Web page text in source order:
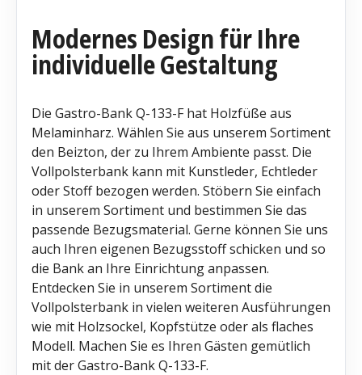
Modernes Design für Ihre
individuelle Gestaltung
Die Gastro-Bank Q-133-F hat Holzfüße aus
Melaminharz. Wählen Sie aus unserem Sortiment
den Beizton, der zu Ihrem Ambiente passt. Die
Vollpolsterbank kann mit Kunstleder, Echtleder
oder Stoff bezogen werden. Stöbern Sie einfach
in unserem Sortiment und bestimmen Sie das
passende Bezugsmaterial. Gerne können Sie uns
auch Ihren eigenen Bezugsstoff schicken und so
die Bank an Ihre Einrichtung anpassen.
Entdecken Sie in unserem Sortiment die
Vollpolsterbank in vielen weiteren Ausführungen
wie mit Holzsockel, Kopfstütze oder als flaches
Modell. Machen Sie es Ihren Gästen gemütlich
mit der Gastro-Bank Q-133-F.